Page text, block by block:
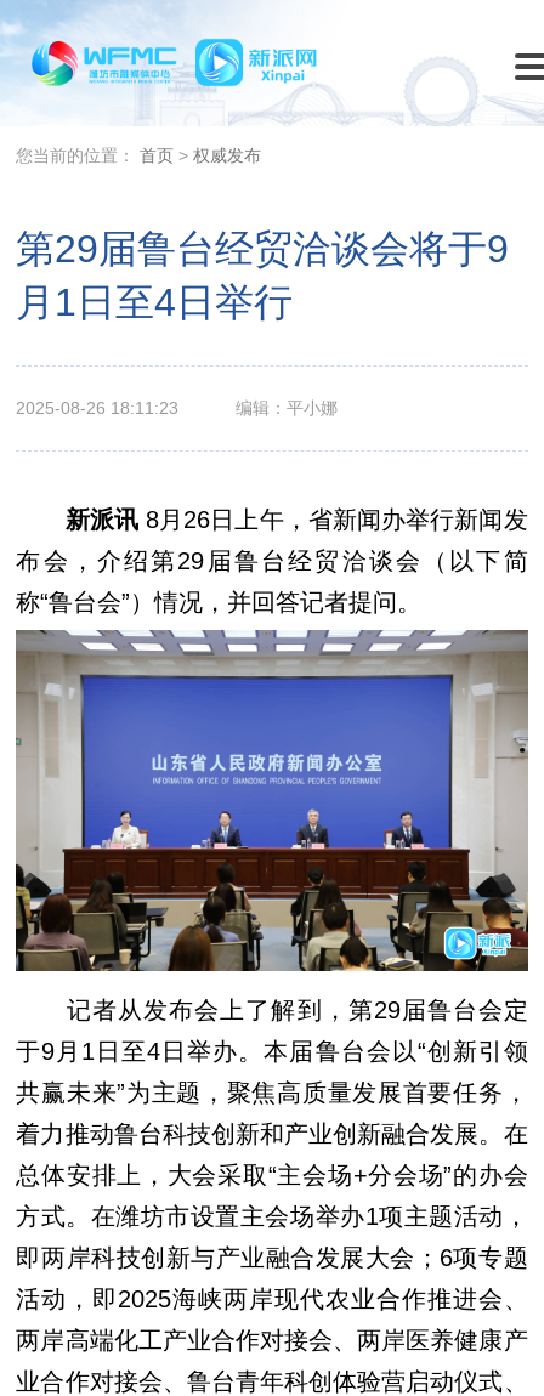
您当前的位置：首页 >权威发布
第29届鲁台经贸洽谈会将于9
月1日至4日举行
2025-08-26 18:11:23 编辑：平小娜
新派讯 8月26日上午，省新闻办举行新闻发
布会，介绍第29届鲁台经贸洽谈会（以下简
称“鲁台会”）情况，并回答记者提问。
记者从发布会上了解到，第29届鲁台会定
于9月1日至4日举办。本届鲁台会以“创新引领
共赢未来”为主题，聚焦高质量发展首要任务，
着力推动鲁台科技创新和产业创新融合发展。在
总体安排上，大会采取“主会场+分会场”的办会
方式。在潍坊市设置主会场举办1项主题活动，
即两岸科技创新与产业融合发展大会；6项专题
活动，即2025海峡两岸现代农业合作推进会、
两岸高端化工产业合作对接会、两岸医养健康产
业合作对接会、鲁台青年科创体验营启动仪式、